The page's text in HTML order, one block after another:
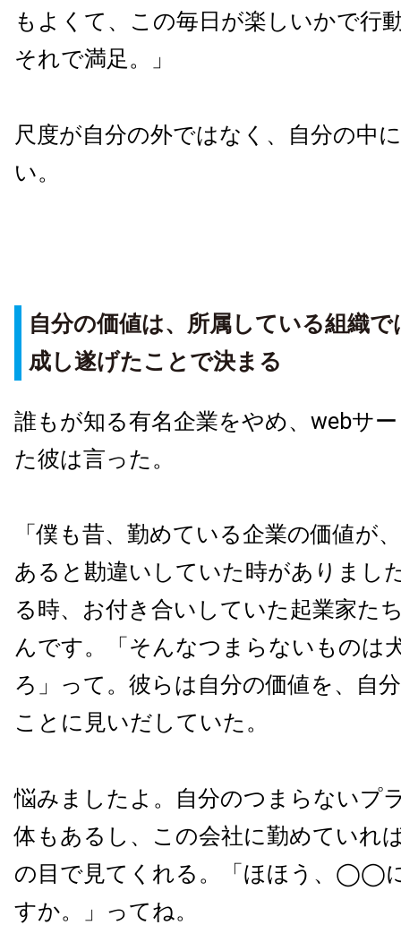
もよくて、この毎日が楽しいかで行
それで満足。」
尺度が自分の外ではなく、自分の中
い。
自分の価値は、所属している組織
成し遂げたことで決まる
誰もが知る有名企業をやめ、webサ
た彼は言った。
「僕も昔、勤めている企業の価値が
あると勘違いしていた時がありまし
る時、お付き合いしていた起業家た
んです。「そんなつまらないものは
ろ」って。彼らは自分の価値を、自
ことに見いだしていた。
悩みましたよ。自分のつまらないプ
体もあるし、この会社に勤めていれ
の目で見てくれる。「ほほう、◯◯
すか。」ってね。